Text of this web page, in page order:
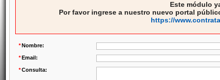
Este módulo
Por favor ingrese a nuestro nuevo portal
https://
*Nombre:
*Email:
*Consulta: